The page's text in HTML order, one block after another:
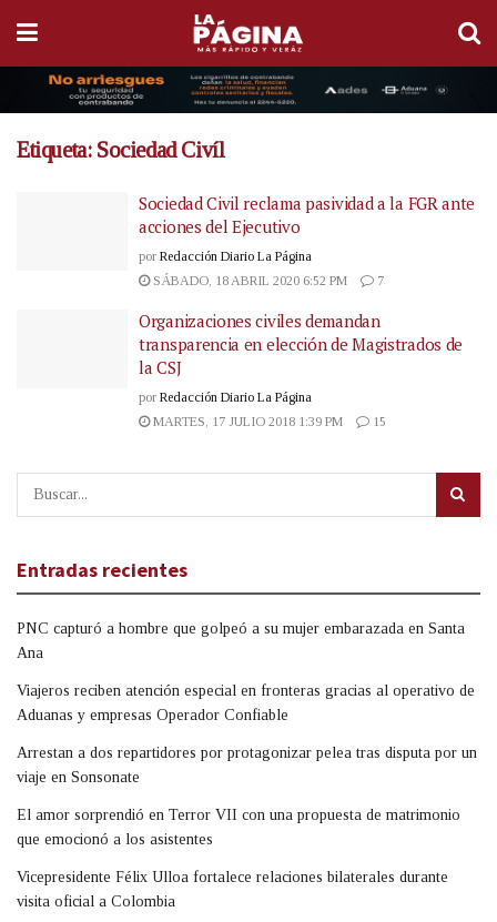
Etiqueta: Sociedad Civíl
Sociedad Civil reclama pasividad a la FGR ante
acciones del Ejecutivo
por Redacción Diario La Página
SÁBADO, 18 ABRIL 2020 6:52 PM
7
Organizaciones civiles demandan
transparencia en elección de Magistrados de
la CSJ
por Redacción Diario La Página
MARTES, 17 JULIO 2018 1:39 PM
15
Entradas recientes
PNC capturó a hombre que golpeó a su mujer embarazada en Santa
Ana
Viajeros reciben atención especial en fronteras gracias al operativo de
Aduanas y empresas Operador Confiable
Arrestan a dos repartidores por protagonizar pelea tras disputa por un
viaje en Sonsonate
El amor sorprendió en Terror VII con una propuesta de matrimonio
que emocionó a los asistentes
Vicepresidente Félix Ulloa fortalece relaciones bilaterales durante
visita oficial a Colombia